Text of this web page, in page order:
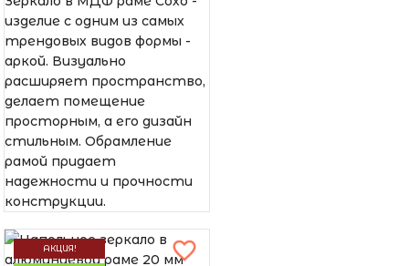
изделие с одним из самых
трендовых видов формы -
аркой. Визуально
расширяет пространство,
делает помещение
просторным, а его дизайн
стильным. Обрамление
рамой придает
надежности и прочности
конструкции.
АКЦИЯ!